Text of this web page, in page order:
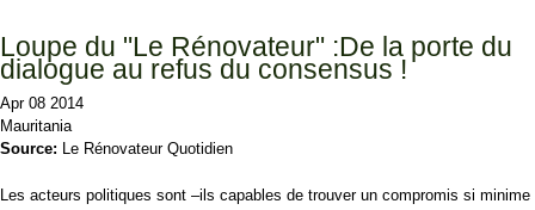
Loupe du "Le Rénovateur" :De la porte du
dialogue au refus du consensus !
Apr 08 2014
Mauritania
Source: Le Rénovateur Quotidien
Les acteurs politiques sont –ils capables de trouver un compromis si minime